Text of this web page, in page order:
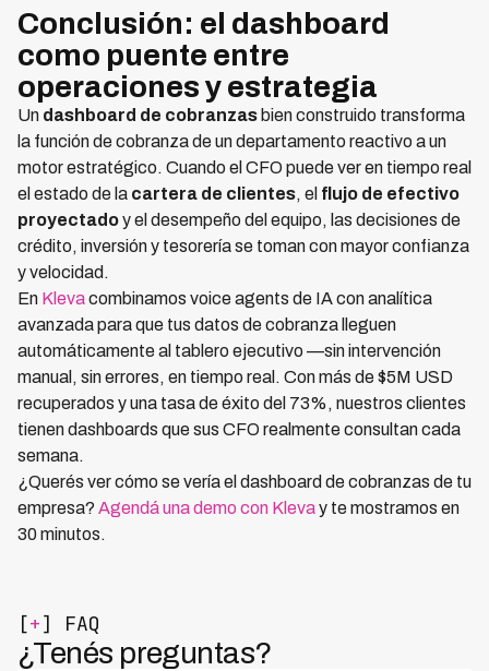
Conclusión: el dashboard
como puente entre
operaciones y estrategia
Un dashboard de cobranzas bien construido transforma
la función de cobranza de un departamento reactivo a un
motor estratégico. Cuando el CFO puede ver en tiempo real
el estado de la cartera de clientes, el flujo de efectivo
proyectadoy el desempeño del equipo, las decisiones de
crédito, inversión y tesorería se toman con mayor confianza
y velocidad.
En Klevacombinamos voice agents de IA con analítica
avanzada para que tus datos de cobranza lleguen
automáticamente al tablero ejecutivo —sin intervención
manual, sin errores, en tiempo real. Con más de $5M USD
recuperados y una tasa de éxito del 73%, nuestros clientes
tienen dashboards que sus CFO realmente consultan cada
semana.
¿Querés ver cómo se vería el dashboard de cobranzas de tu
empresa? Agendá una demo con Klevay te mostramos en
30 minutos.
[+] FAQ
¿Tenés preguntas?